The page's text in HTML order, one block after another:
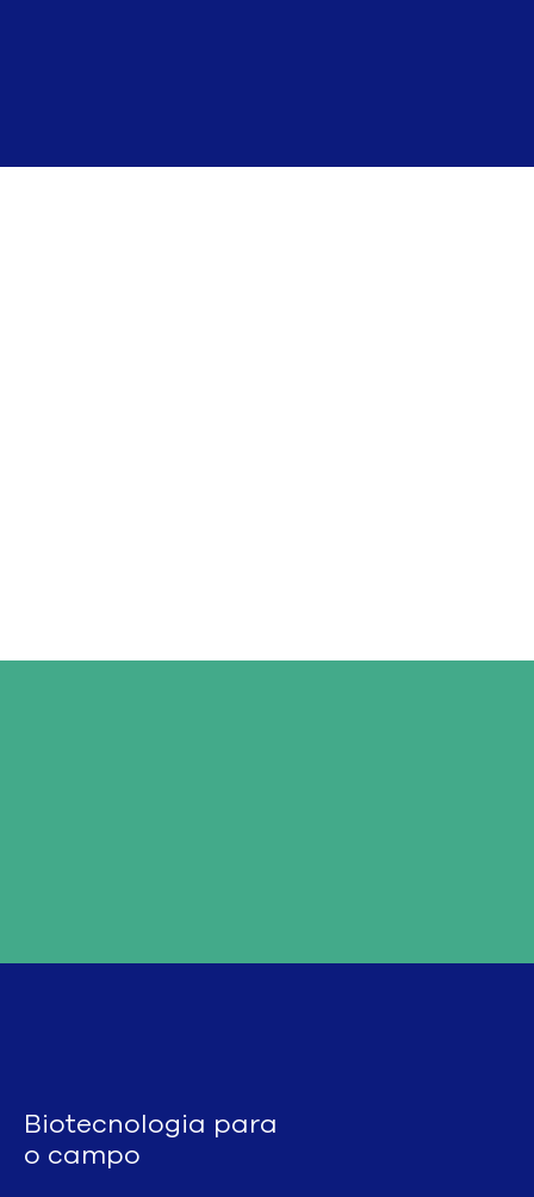
Biotecnologia para
o campo